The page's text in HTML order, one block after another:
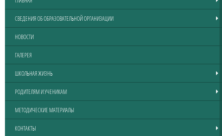
СВЕДЕНИЯ ОБ ОБРАЗОВАТЕЛЬНОЙ ОРГАНИЗАЦИИ
НОВОСТИ
ГАЛЕРЕЯ
ШКОЛЬНАЯ ЖИЗНЬ
РОДИТЕЛЯМ И УЧЕНИКАМ
МЕТОДИЧЕСКИЕ МАТЕРИАЛЫ
КОНТАКТЫ